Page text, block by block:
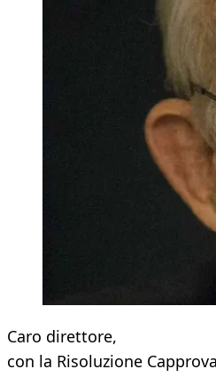
Caro direttore,
con la Risoluzione